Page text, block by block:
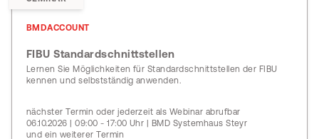
BMDACCOUNT
FIBU Standardschnittstellen
Lernen Sie Möglichkeiten für Standardschnittstellen der FIBU
kennen und selbstständig anwenden.
nächster Termin oder jederzeit als Webinar abrufbar
06.10.2026 | 09:00 - 17:00 Uhr | BMD Systemhaus Steyr
und ein weiterer Termin